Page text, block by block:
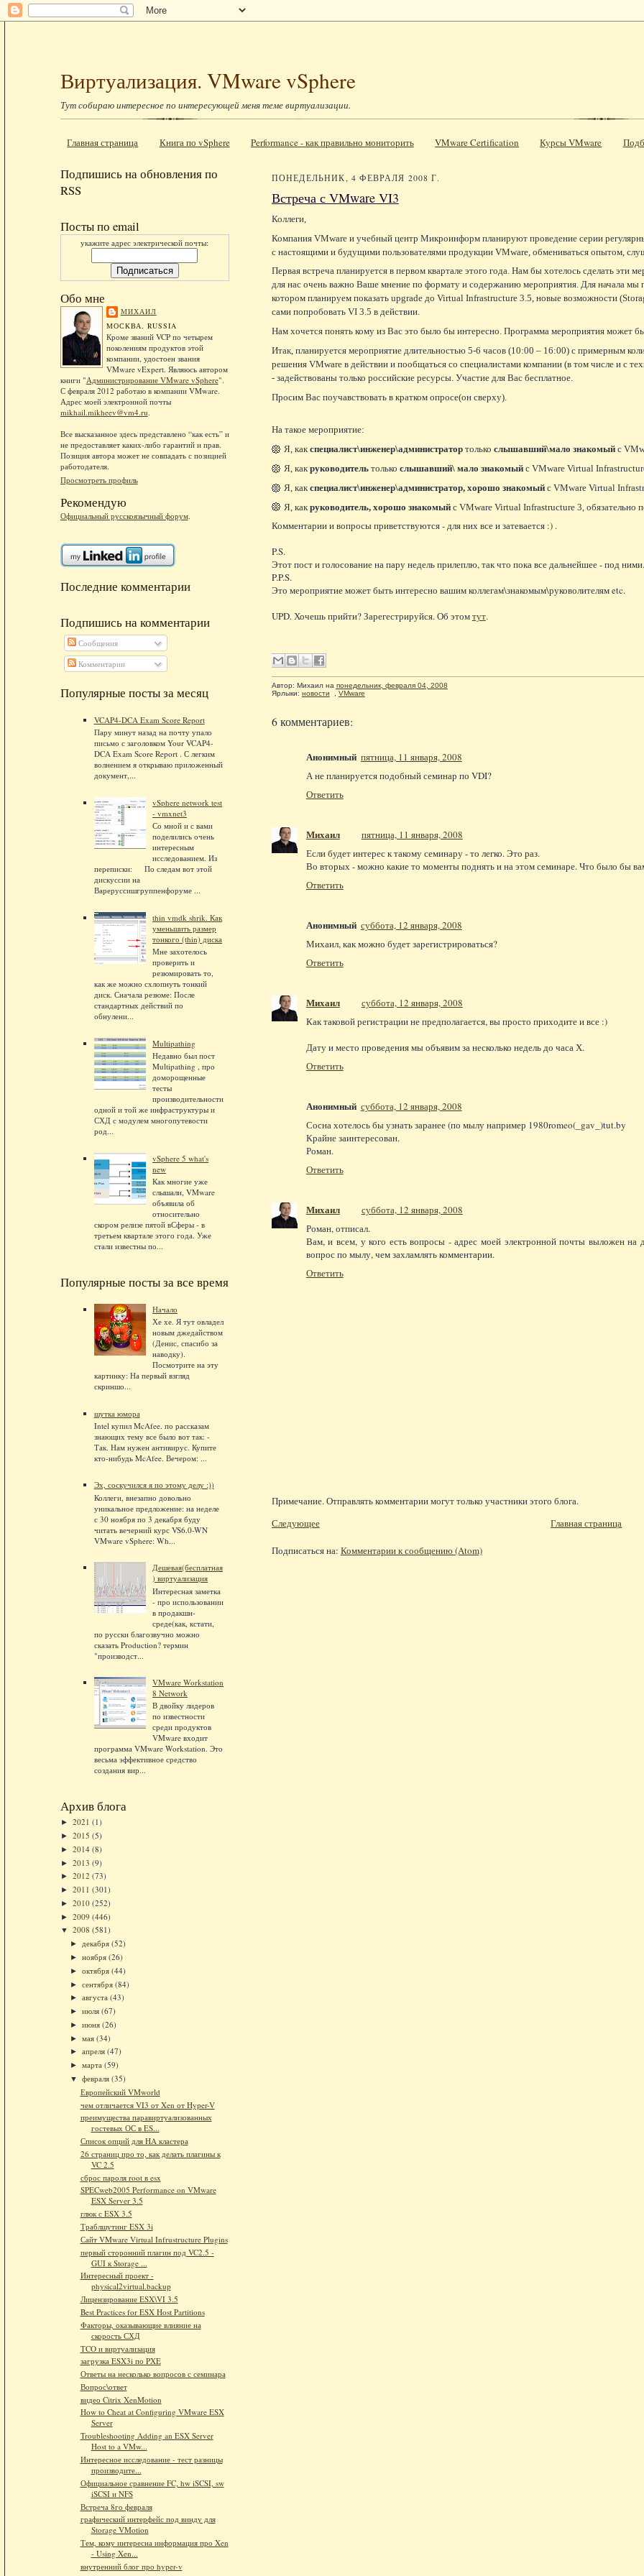
Виртуализация. VMware vSphere
Тут собираю интересное по интересующей меня теме виртуализации.
Главная страница Книга по vSphere Performance - как правильно мониторить VMware Certification Курсы VMware
Подпишись на обновления по
RSS
Посты по email
укажите адрес электрической почты:
Обо мне
МИХАИЛ
МОСКВА, RUSSIA
Кроме званий VCP по четырем
поколениям продуктов этой
компании, удостоен звания
VMware vExpert. Являюсь автором
книги "Администрирование VMware vSphere".
С февраля 2012 работаю в компании VMware.
Адрес моей электронной почты
mikhail.mikheev@vm4.ru.
Все высказанное здесь представлено “как есть” и
не предоставляет каких-либо гарантий и прав.
Позиция автора может не совпадать с позицией
работодателя.
Просмотреть профиль
Рекомендую
Официальный русскоязычный форум.
Последние комментарии
Подпишись на комментарии
Сообщения
Комментарии
Популярные посты за месяц
VCAP4-DCA Exam Score Report
Пару минут назад на почту упало
письмо с заголовком Your VCAP4-
DCA Exam Score Report . С легким
волнением я открываю приложенный
документ,...
vSphere network test
- vmxnet3
Со мной и с вами
поделились очень
интересным
исследованием. Из
переписки: По следам вот этой
дискуссии на
Вареруссишгруппенфоруме ...
thin vmdk shrik. Как
уменьшить размер
тонкого (thin) диска
Мне захотелось
проверить и
резюмировать то,
как же можно схлопнуть тонкий
диск. Сначала резюме: После
стандартных действий по
обнулени...
Multipathing
Недавно был пост
Multipathing , про
доморощенные
тесты
производительности
одной и той же инфраструктуры и
СХД с модулем многопутевости
род...
vSphere 5 what's
new
Как многие уже
слышали, VMware
объявила об
относительно
скором релизе пятой вСферы - в
третьем квартале этого года. Уже
стали известны по...
Популярные посты за все время
Начало
Хе хе. Я тут овладел
новым джедайством
(Денис, спасибо за
наводку).
Посмотрите на эту
картинку: На первый взгляд
скриншо...
шутка юмора
Intel купил McAfee. по рассказам
знающих тему все было вот так: -
Так. Нам нужен антивирус. Купите
кто-нибудь McAfee. Вечером: ...
Эх, соскучился я по этому делу :))
Коллеги, внезапно довольно
уникальное предложение: на неделе
с 30 ноября по 3 декабря буду
читать вечерний курс VS6.0-WN
VMware vSphere: Wh...
Дешевая(бесплатная
) виртуализация
Интересная заметка
- про использовании
в продакшн-
среде(как, кстати,
по русски благозвучно можно
сказать Production? термин
"производст...
VMware Workstation
8 Network
В двойку лидеров
по известности
среди продуктов
VMware входит
программа VMware Workstation. Это
весьма эффективное средство
создания вир...
Архив блога
► 2021 (1)
► 2015 (5)
► 2014 (8)
► 2013 (9)
► 2012 (73)
► 2011 (301)
► 2010 (252)
► 2009 (446)
▼ 2008 (581)
► декабря (52)
► ноября (26)
► октября (44)
► сентября (84)
► августа (43)
► июля (67)
► июня (26)
► мая (34)
► апреля (47)
► марта (59)
▼ февраля (35)
Европейский VMworld
чем отличается VI3 от Xen от Hyper-V
преимущества паравиртуализованных
гостевых ОС в ES...
Список опций для HA кластера
26 страниц про то, как делать плагины к
VC 2.5
сброс пароля root в esx
SPECweb2005 Performance on VMware
ESX Server 3.5
глюк с ESX 3.5
Траблшутинг ESX 3i
Сайт VMware Virtual Infrustructure Plugins
первый сторонний плагин под VC2.5 -
GUI к Storage ...
Интересный проект -
physical2virtual.backup
Лицензирование ESX\VI 3.5
Best Practices for ESX Host Partitions
Факторы, оказывающие влияние на
скорость СХД
TCO и виртуализация
загрузка ESX3i по PXE
Ответы на несколько вопросов с семинара
Вопрос\ответ
видео Citrix XenMotion
How to Cheat at Configuring VMware ESX
Server
Troubleshooting Adding an ESX Server
Host to a VMw...
Интересное исследование - тест разницы
производите...
Официальное сравнение FC, hw iSCSI, sw
iSCSI и NFS
Встреча 8го февраля
графический интерфейс под винду для
Storage VMotion
Тем, кому интересна информация про Xen
- Using Xen...
внутренний блог про hyper-v
ПОНЕДЕЛЬНИК, 4 ФЕВРАЛЯ 2008 Г.
Встреча с VMware VI3
Коллеги,
Компания VMware и учебный центр Микроинформ планируют проведение серии
с настоящими и будущими пользователями продукции VMware, обмениваться опытом,
Первая встреча планируется в первом квартале этого года. Нам бы хотелось сделать
для нас очень важно Ваше мнение по формату и содержанию мероприятия. Для начала мы
котором планируем показать upgrade до Virtual Infrastructure 3.5, новые возможности
сами попробовать VI 3.5 в действии.
Нам хочется понять кому из Вас это было бы интересно. Программа мероприятия может
Итак, планируется мероприятие длительностью 5-6 часов (10:00 – 16:00) с примерным
решения VMware в действии и пообщаться со специалистами компании (в том числе и с
- задействованы только российские ресурсы. Участие для Вас бесплатное.
Просим Вас поучавствовать в кратком опросе(он сверху).
На такое мероприятие:
Я, какспециалист\инженер\администратор только слышавший\мало знакомыйс
Я, какруководительтолько слышавший\ мало знакомыйс VMware Virtual
Я, как специалист\инженер\администратор, хорошо знакомый с VMware Virtual
Я, как руководитель, хорошо знакомый с VMware Virtual Infrastructure 3, обязательно
Комментарии и вопросы приветствуются - для них все и затевается :) .
P.S.
Этот пост и голосование на пару недель прилеплю, так что пока все дальнейшее - под ними.
P.P.S.
Это мероприятие может быть интересно вашим коллегам\знакомым\руковолителям etc.
UPD. Хочешь прийти? Зарегестрируйся. Об этомтут.
Автор: Михаил на понедельник, февраля 04, 2008
Ярлыки: новости VMware
6 комментариев:
Анонимный пятница, 11 января, 2008
А не планируется подобный семинар по VDI?
Ответить
Михаил
пятница, 11 января, 2008
Если будет интерес к такому семинару - то легко. Это раз.
Во вторых - можно какие то моменты поднять и на этом семинаре. Что было бы
Ответить
Анонимный суббота, 12 января, 2008
Михаил, как можно будет зарегистрироваться?
Ответить
Михаил
суббота, 12 января, 2008
Как таковой регистрации не предполагается, вы просто приходите и все :)
Дату и место проведения мы объявим за несколько недель до часа Х.
Ответить
Анонимный суббота, 12 января, 2008
Сосна хотелось бы узнать заранее (по мылу например 1980romeo(_gav_)tut.by
Крайне заинтересован.
Роман.
Ответить
Михаил
суббота, 12 января, 2008
Роман, отписал.
Вам, и всем, у кого есть вопросы - адрес моей электронной почты выложен на
вопрос по мылу, чем захламлять комментарии.
Ответить
Примечание. Отправлять комментарии могут только участники этого блога.
Следующее
Главная страница
Подписаться на: Комментарии к сообщению (Atom)